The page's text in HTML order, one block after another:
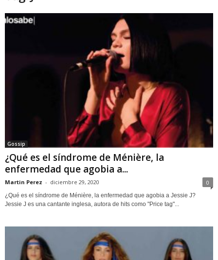
Gossip
¿Qué es el síndrome de Ménière, la
enfermedad que agobia a...
Martin Perez - diciembre 29, 2020 0
¿Qué es el síndrome de Ménière, la enfermedad que agobia a Jessie J?
Jessie J es una cantante inglesa, autora de hits como "Price tag"...